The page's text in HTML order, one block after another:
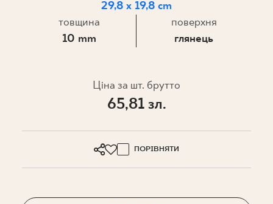
EN SK DE UK
29,8 x 19,8 cm
товщина
10 mm
поверхня
глянець
Ціна за шт. брутто
65,81 зл.
ПОРІВНЯТИ